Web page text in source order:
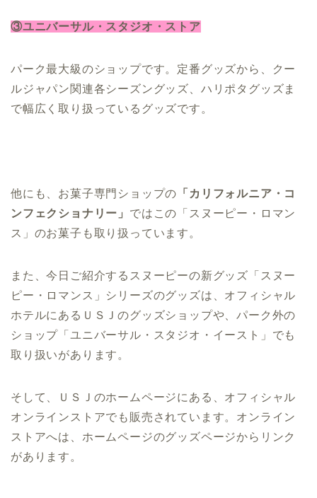
③ユニバーサル・スタジオ・ストア
パーク最大級のショップです。定番グッズから、クー
ルジャパン関連各シーズングッズ、ハリポタグッズま
で幅広く取り扱っているグッズです。
他にも、お菓子専門ショップの 「カリフォルニア・コ
ンフェクショナリー」 ではこの「スヌーピー・ロマン
ス」のお菓子も取り扱っています。
また、今日ご紹介するスヌーピーの新グッズ「スヌー
ピー・ロマンス」シリーズのグッズは、オフィシャル
ホテルにあるＵＳＪのグッズショップや、パーク外の
ショップ「ユニバーサル・スタジオ・イースト」でも
取り扱いがあります。
そして、ＵＳＪのホームページにある、オフィシャル
オンラインストアでも販売されています。オンライン
ストアへは、ホームページのグッズページからリンク
があります。